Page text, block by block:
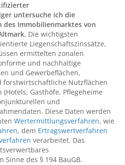
untersuche ich die
des Immobilienmarktes von
Die wichtigsten
Liegenschaftszinssätze,
ermittelten zonalen
und nachhaltige
und Gewerbeflächen,
forstwirtschaftliche Nutzflächen
Gasthöfe, Pflegeheime
und
Diese Daten werden
Wertermittlungsverfahren, wie
, dem Ertragswertverfahren
verarbeitet. Das
des § 194 BauGB.